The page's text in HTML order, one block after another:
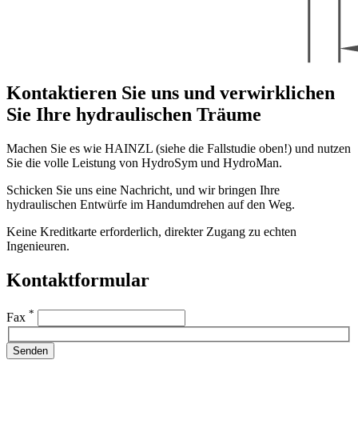
Kontaktieren Sie uns und verwirklichen
Sie Ihre hydraulischen Träume
Machen Sie es wie HAINZL (siehe die Fallstudie oben!) und nutzen
Sie die volle Leistung von HydroSym und HydroMan.
Schicken Sie uns eine Nachricht, und wir bringen Ihre
hydraulischen Entwürfe im Handumdrehen auf den Weg.
Keine Kreditkarte erforderlich, direkter Zugang zu echten
Ingenieuren.
Kontaktformular
Fax *
Senden